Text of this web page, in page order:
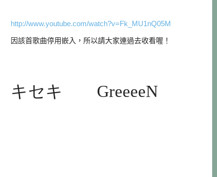
http://www.youtube.com/watch?v=Fk_MU1nQ05M
因該首歌曲停用嵌入，所以請大家連過去收看喔！
キセキ GreeeeN